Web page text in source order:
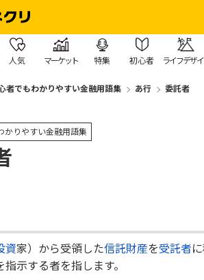
人気 マーケット 特集 初心者 ライフデザ
者でもわかりやすい金融用語集 あ行 委託者
かりやすい金融用語集
資家）から受領した信託財産を受託者
示する者を指します。